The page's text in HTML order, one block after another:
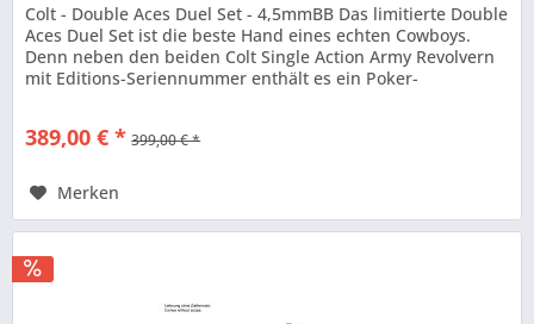
Colt - Double Aces Duel Set - 4,5mmBB Das limitierte Double
Aces Duel Set ist die beste Hand eines echten Cowboys.
Denn neben den beiden Colt Single Action Army Revolvern
mit Editions-Seriennummer enthält es ein Poker-
389,00 € * 399,00 € *
Merken